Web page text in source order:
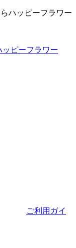
ハッピーフラワー
ご利用ガイ